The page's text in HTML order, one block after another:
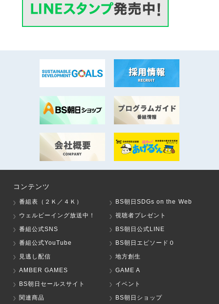
コンテンツ
番組表（２Ｋ／４Ｋ）
BS朝日SDGs on the Web
ウェルビーイング放送中！
視聴者プレゼント
番組公式SNS
BS朝日公式LINE
番組公式YouTube
BS朝日エピソード０
見逃し配信
地方創生
AMBER GAMES
GAME A
BS朝日セールスサイト
イベント
関連商品
BS朝日ショップ